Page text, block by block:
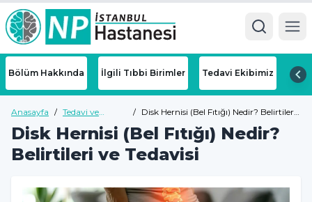
Bölüm Hakkında İlgili Tıbbi Birimler Tedavi Ekibimiz
Anasayfa / Tedavi ve
/ Disk Hernisi (Bel Fıtığı) Nedir? Belirtileri
Disk Hernisi (Bel Fıtığı) Nedir?
Belirtileri ve Tedavisi